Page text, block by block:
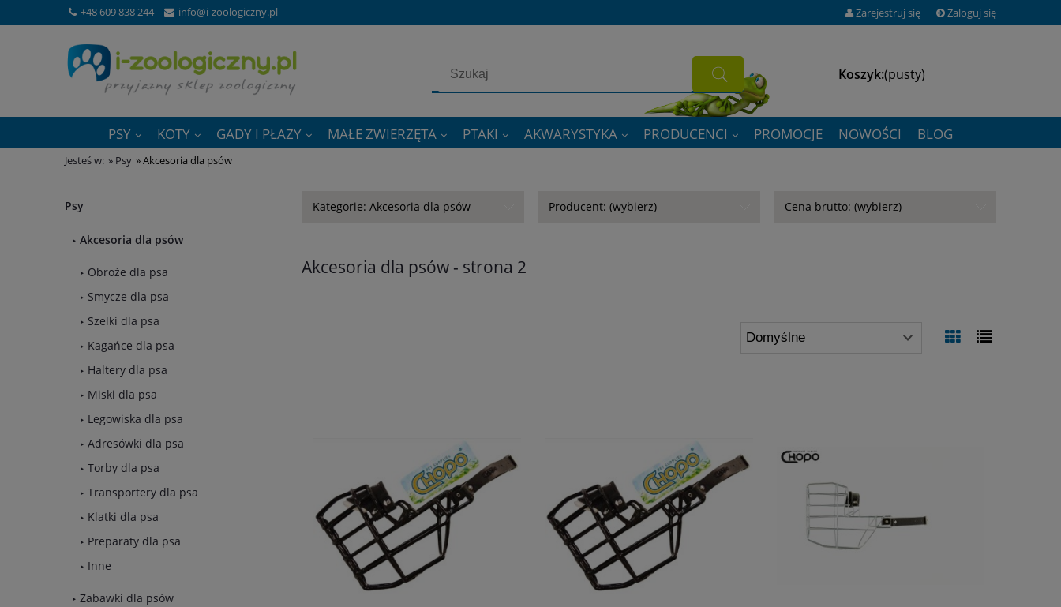
+48 609 838 244 info@i-zoologiczny.pl Zarejestruj się Zaloguj się
Koszyk:(pusty)
PSY KOTY GADY I PŁAZY MAŁE ZWIERZĘTA PTAKI AKWARYSTYKA PRODUCENCI PROMOCJE NOWOŚCI BLOG
Jesteś w: » Psy »Akcesoria dla psów
Psy
Akcesoria dla psów
Obroże dla psa
Smycze dla psa
Szelki dla psa
Kagańce dla psa
Haltery dla psa
Miski dla psa
Legowiska dla psa
Adresówki dla psa
Torby dla psa
Transportery dla psa
Klatki dla psa
Preparaty dla psa
Inne
Zabawki dla psów
Kategorie: Akcesoria dla psów Producent: (wybierz) Cena brutto: (wybierz)
Akcesoria dla psów - strona 2